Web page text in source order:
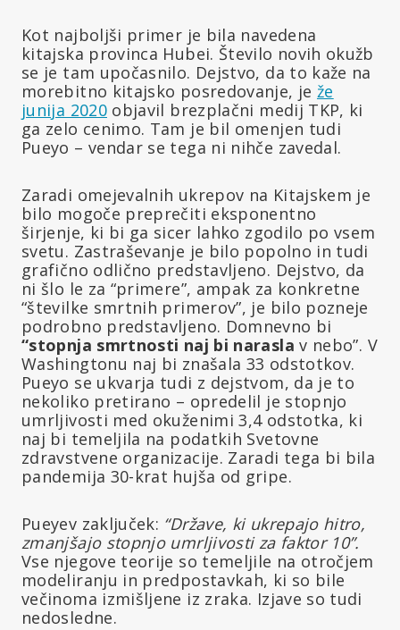
Kot najboljši primer je bila navedena
kitajska provinca Hubei. Število novih okužb
se je tam upočasnilo. Dejstvo, da to kaže na
morebitno kitajsko posredovanje, je že
junija 2020objavil brezplačni medij TKP, ki
ga zelo cenimo. Tam je bil omenjen tudi
Pueyo – vendar se tega ni nihče zavedal.
Zaradi omejevalnih ukrepov na Kitajskem je
bilo mogoče preprečiti eksponentno
širjenje, ki bi ga sicer lahko zgodilo po vsem
svetu. Zastraševanje je bilo popolno in tudi
grafično odlično predstavljeno. Dejstvo, da
ni šlo le za “primere”, ampak za konkretne
“številke smrtnih primerov”, je bilo pozneje
podrobno predstavljeno. Domnevno bi
“stopnja smrtnosti naj bi naraslav nebo”. V
Washingtonu naj bi znašala 33 odstotkov.
Pueyo se ukvarja tudi z dejstvom, da je to
nekoliko pretirano – opredelil je stopnjo
umrljivosti med okuženimi 3,4 odstotka, ki
naj bi temeljila na podatkih Svetovne
zdravstvene organizacije. Zaradi tega bi bila
pandemija 30-krat hujša od gripe.
Pueyev zaključek: “Države, ki ukrepajo hitro,
zmanjšajo stopnjo umrljivosti za faktor 10”.
Vse njegove teorije so temeljile na otročjem
modeliranju in predpostavkah, ki so bile
večinoma izmišljene iz zraka. Izjave so tudi
nedosledne.